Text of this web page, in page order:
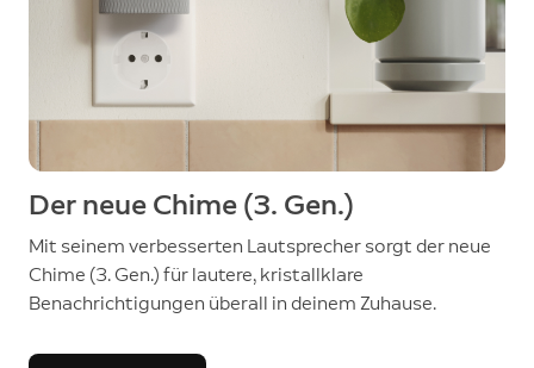
Der neue Chime (3. Gen.)
Mit seinem verbesserten Lautsprecher sorgt der neue
Chime (3. Gen.) für lautere, kristallklare
Benachrichtigungen überall in deinem Zuhause.